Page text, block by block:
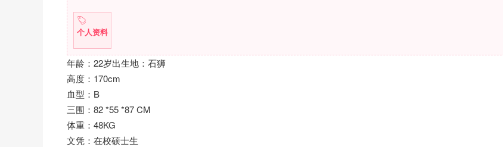
个人资料
年龄：22岁出生地：石狮
高度：170cm
血型：B
三围：82 *55 *87 CM
体重：48KG
文凭：在校硕士生